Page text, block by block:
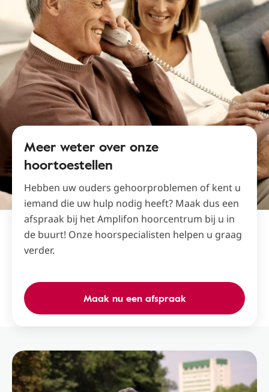
Meer weter over onze
hoortoestellen
Hebben uw ouders gehoorproblemen of kent u
iemand die uw hulp nodig heeft? Maak dus een
afspraak bij het Amplifon hoorcentrum bij u in
de buurt! Onze hoorspecialisten helpen u graag
verder.
Maak nu een afspraak